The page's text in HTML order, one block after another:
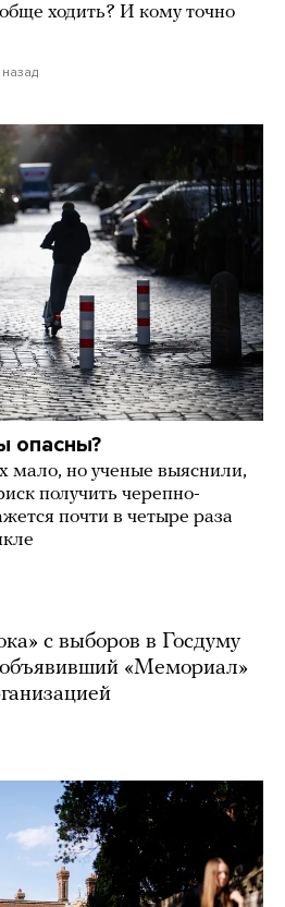
ходить? И кому точно
назад
опасны?
мало, но ученые выяснили,
получить черепно-
почти в четыре раза
с выборов в Госдуму
объявивший «Мемориал»